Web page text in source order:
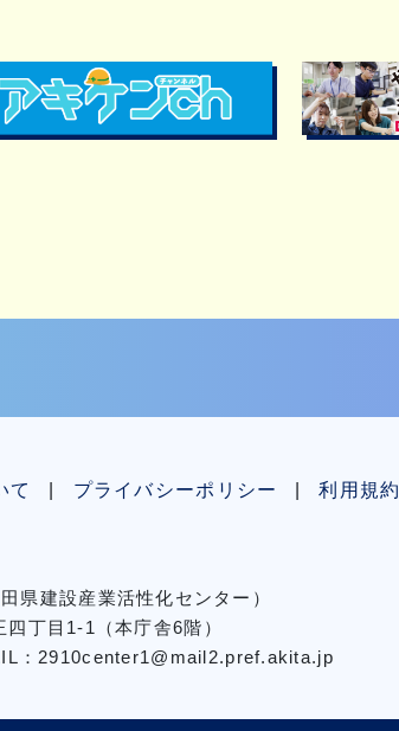
て プライバシーポリシー 利用規約
⽥県建設産業活性化センター）
丁⽬1-1（本庁舎6階）
：2910center1@mail2.pref.akita.jp